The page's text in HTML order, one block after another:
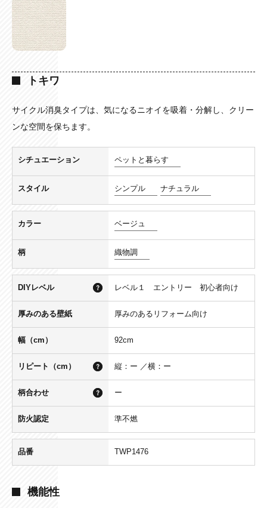
トキワ
サイクル消臭タイプは、気になるニオイを吸着・分解し、クリー
ンな空間を保ちます。
シチュエーション ペットと暮らす
スタイル シンプル ナチュラル
カラー ベージュ
柄 織物調
DIYレベル レベル１ エントリー 初心者向け
厚みのある壁紙 厚みのあるリフォーム向け
幅（cm） 92cm
リピート（cm） 縦：ー ／横：ー
柄合わせ ー
防火認定 準不燃
品番 TWP1476
機能性